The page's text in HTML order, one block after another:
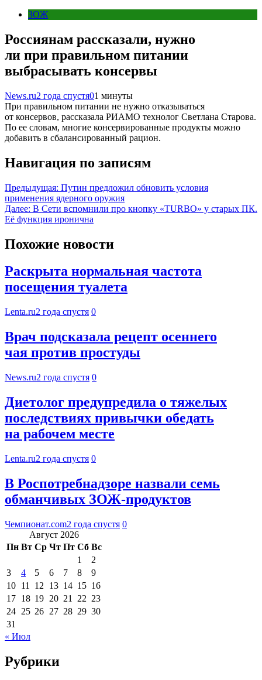
ЗОЖ
Россиянам рассказали, нужно
ли при правильном питании
выбрасывать консервы
News.ru2 года спустя01 минуты
При правильном питании не нужно отказываться
от консервов, рассказала РИАМО технолог Светлана Старова.
По ее словам, многие консервированные продукты можно
добавить в сбалансированный рацион.
Навигация по записям
Предыдущая: Путин предложил обновить условия
применения ядерного оружия
Далее: В Сети вспомнили про кнопку «TURBO» у старых ПК.
Её функция иронична
Похожие новости
Раскрыта нормальная частота
посещения туалета
Lenta.ru2 года спустя 0
Врач подсказала рецепт осеннего
чая против простуды
News.ru2 года спустя 0
Диетолог предупредила о тяжелых
последствиях привычки обедать
на рабочем месте
Lenta.ru2 года спустя 0
В Роспотребнадзоре назвали семь
обманчивых ЗОЖ-продуктов
Чемпионат.com2 года спустя 0
Август 2026
Пн Вт Ср Чт Пт Сб Вс
1
2
3
4 5 6 7 8
9
10 11 12 13 14 15 16
17 18 19 20 21 22 23
24 25 26 27 28 29 30
31
« Июл
Рубрики